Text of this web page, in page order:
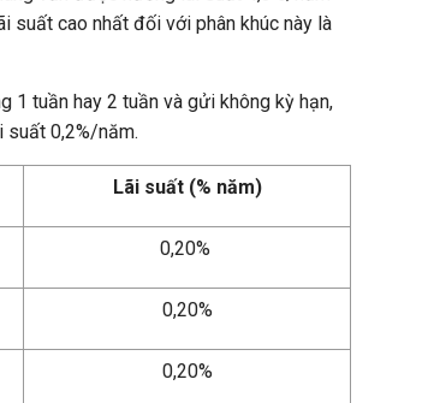
suất cao nhất đối với phân khúc này là
1 tuần hay 2 tuần và gửi không kỳ hạn,
suất 0,2%/năm.
Lãi suất (% năm)
0,20%
0,20%
0,20%